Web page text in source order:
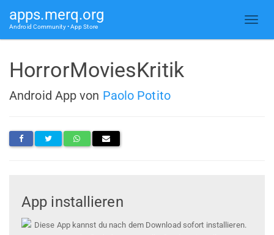
apps.merq.org
Android Community • App Store
HorrorMoviesKritik
Android App von Paolo Potito
App installieren
Diese App kannst du nach dem Download sofort installieren.